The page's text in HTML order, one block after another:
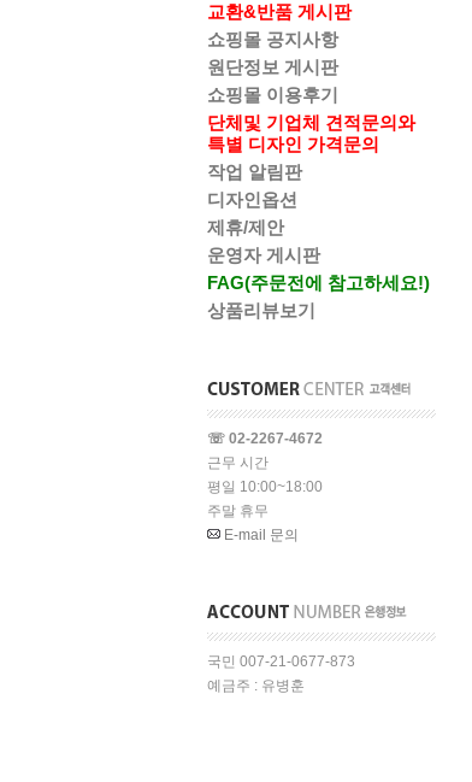
교환&반품 게시판
쇼핑몰 공지사항
원단정보 게시판
쇼핑몰 이용후기
단체및 기업체 견적문의와
특별 디자인 가격문의
작업 알림판
디자인옵션
제휴/제안
운영자 게시판
FAG(주문전에 참고하세요!)
상품리뷰보기
☏ 02-2267-4672
근무 시간
평일 10:00~18:00
주말 휴무
E-mail 문의
국민 007-21-0677-873
예금주 : 유병훈